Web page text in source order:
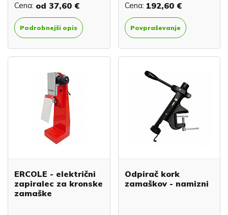
Cena: od 37,60 €
Podrobnejši opis
Cena: 192,60 €
Povpraševanje
ERCOLE - električni
zapiralec za kronske
zamaške
Odpirač kork
zamaškov - namizni